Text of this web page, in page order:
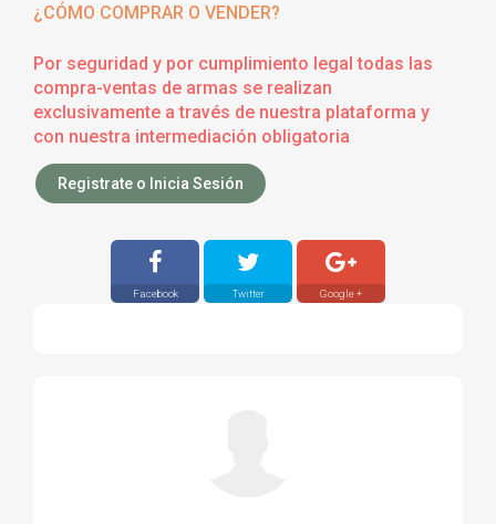
¿CÓMO COMPRAR O VENDER?
Por seguridad y por cumplimiento legal todas las
compra-ventas de armas se realizan
exclusivamente a través de nuestra plataforma y
con nuestra intermediación obligatoria
Registrate o Inicia Sesión
Facebook Twitter Google +